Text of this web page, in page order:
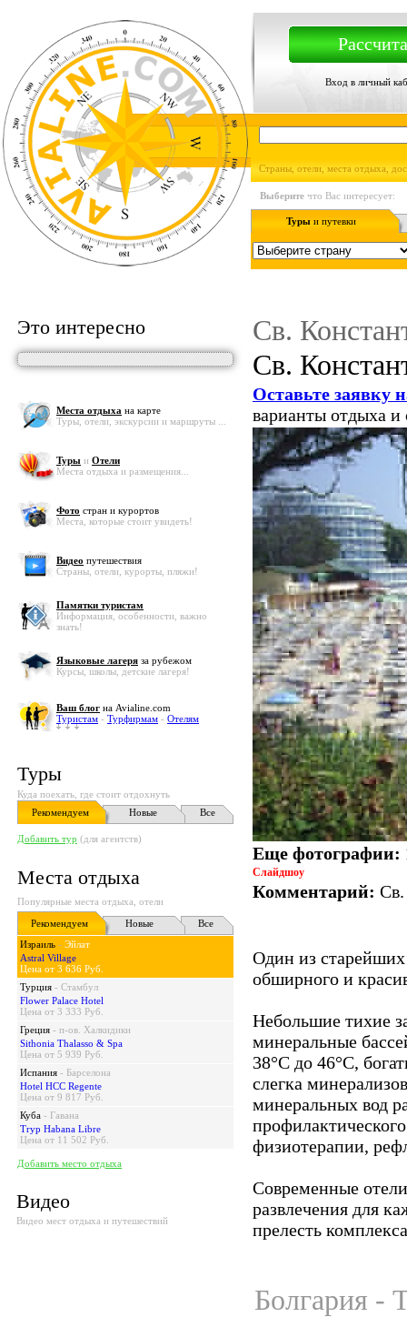
Вход в личный
Страны, отели, места отдыха,
Выберите что Вас интересует:
Туры и путевки
Это интересно
Места отдыха на карте
Туры, отели, экскурсии и маршруты ...
Туры и Отели
Места отдыха и размещения...
Фото стран и курортов
Места, которые стоит увидеть!
Видео путешествия
Страны, отели, курорты, пляжи!
Памятки туристам
Информация, особенности, важно
знать!
Языковые лагеря за рубежом
Курсы, школы, детские лагеря!
Ваш блог на Avialine.com
Туристам - Турфирмам - Отелям
Туры
Куда поехать, где стоит отдохнуть
Рекомендуем
Новые Все
Добавить тур (для агентств)
Места отдыха
Популярные места отдыха, отели
Рекомендуем
Новые
Все
Израиль - Эйлат
Astral Village
Цена от 3 636 Руб.
Турция - Стамбул
Flower Palace Hotel
Цена от 3 333 Руб.
Греция - п-ов. Халкидики
Sithonia Thalasso & Spa
Цена от 5 939 Руб.
Испания - Барселона
Hotel HCC Regente
Цена от 9 817 Руб.
Куба - Гавана
Tryp Habana Libre
Цена от 11 502 Руб.
Добавить место отдыха
Видео
Видео мест отдыха и путешествий
Св.
Св.
Оставьте заявку
варианты отдыха
Еще фотографии:
Слайдшоу
Комментарий: Св.
Один из
обширного и
Небольшие тихие
минеральные
38°С до 46°С,
слегка
минеральных вод
физиотерапии,
Современные
развлечения для
прелесть
Болгария -